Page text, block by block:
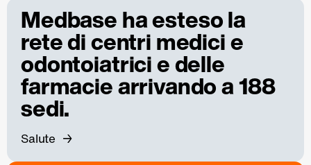
Medbase ha esteso la
rete di centri medici e
odontoiatrici e delle
farmacie arrivando a 188
sedi.
Salute